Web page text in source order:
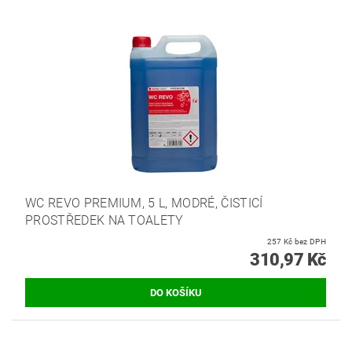
WC REVO PREMIUM, 5 L, MODRÉ, ČISTICÍ
PROSTŘEDEK NA TOALETY
257 Kč bez DPH
310,97 Kč